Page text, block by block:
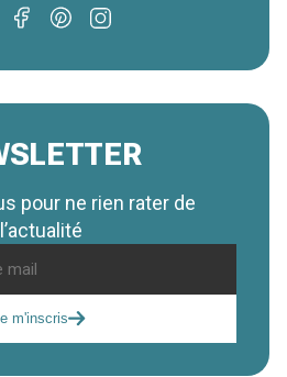
pour ne rien rater de
l’actualité
m'inscris